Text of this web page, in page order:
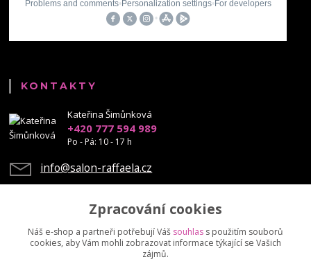
KONTAKTY
Kateřina Šimůnková
+420 777 594 989
Po - Pá: 10 - 17 h
info@salon-raffaela.cz
Upravit sběr cookies.
Zpracování cookies
Náš e-shop a partneři potřebují Váš souhlas s použitím souborů
cookies, aby Vám mohli zobrazovat informace týkající se Vašich
zájmů.